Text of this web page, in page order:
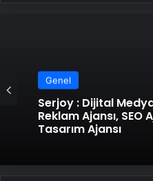
Genel
Serjoy : Dijital Medya Ajansı, Google
Reklam Ajansı, SEO
Tasarım Ajansı